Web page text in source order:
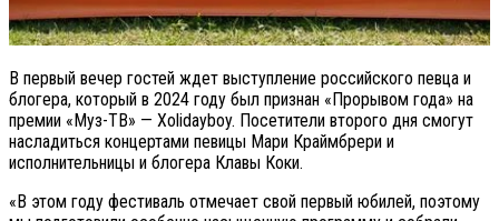
В первый вечер гостей ждет выступление российского певца и
блогера, который в 2024 году был признан «Прорывом года» на
премии «Муз-ТВ» — Xolidayboy. Посетители второго дня смогут
насладиться концертами певицы Мари Краймбрери и
исполнительницы и блогера Клавы Коки.
«В этом году фестиваль отмечает свой первый юбилей, поэтому